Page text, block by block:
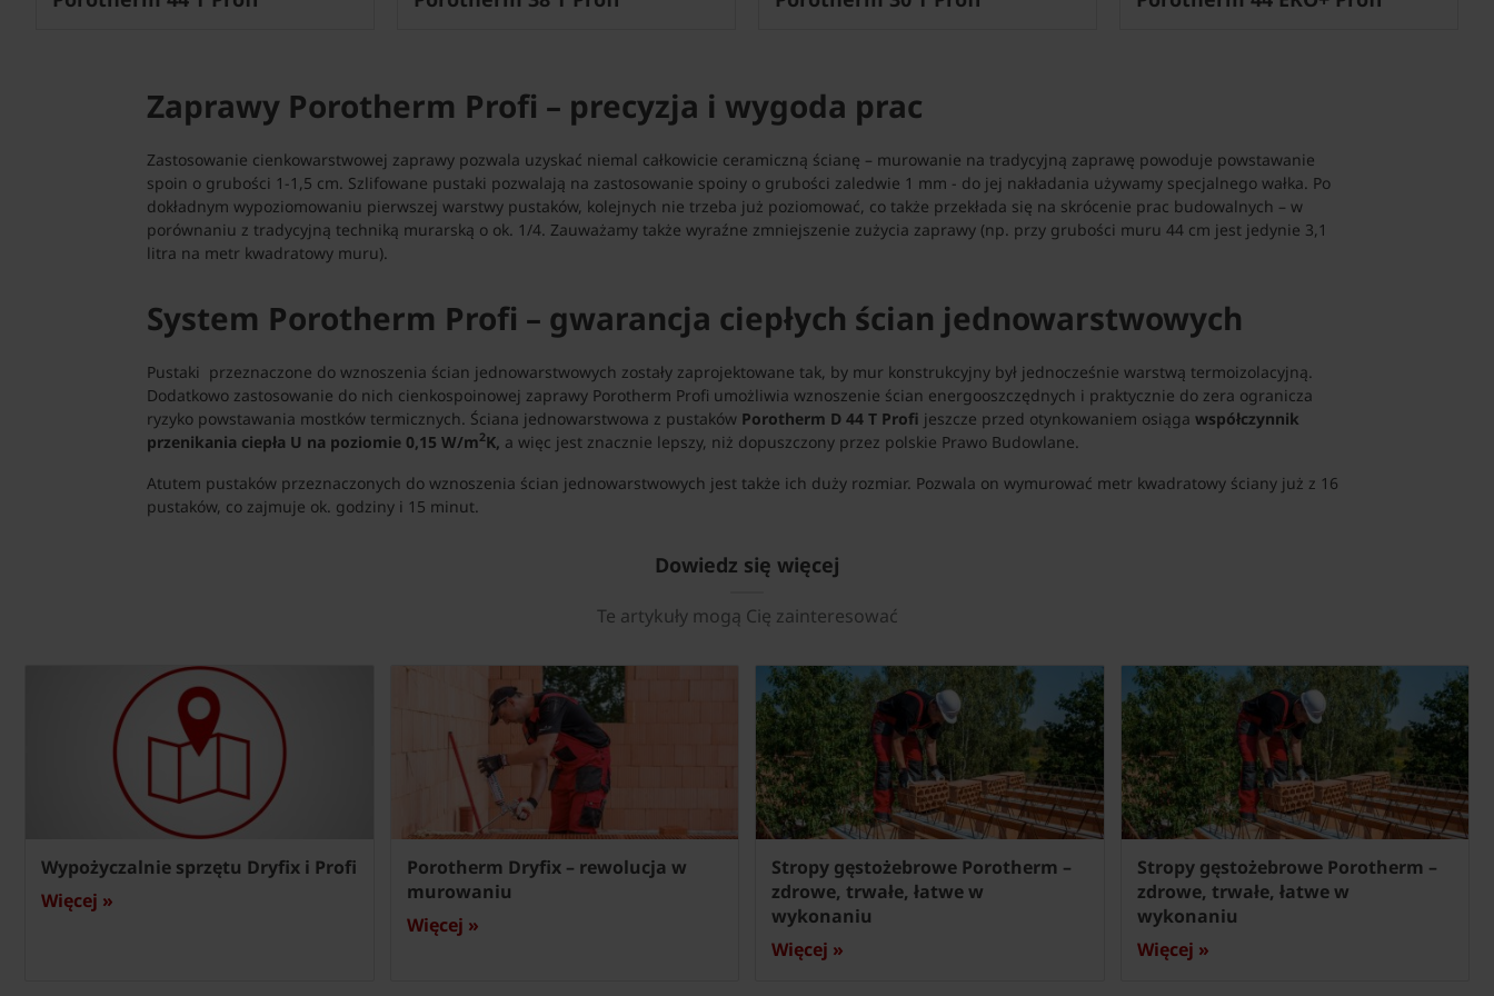
Zaprawy Porotherm Profi – precyzja i wygoda prac
Zastosowanie cienkowarstwowej zaprawy pozwala uzyskać niemal całkowicie ceramiczną ścianę – murowanie na tradycyjną zaprawę powoduje powstawanie
spoin o grubości 1-1,5 cm. Szlifowane pustaki pozwalają na zastosowanie spoiny o grubości zaledwie 1 mm - do jej nakładania używamy specjalnego wałka. Po
dokładnym wypoziomowaniu pierwszej warstwy pustaków, kolejnych nie trzeba już poziomować, co także przekłada się na skrócenie prac budowalnych – w
porównaniu z tradycyjną techniką murarską o ok. 1/4. Zauważamy także wyraźne zmniejszenie zużycia zaprawy (np. przy grubości muru 44 cm jest jedynie 3,1
litra na metr kwadratowy muru).
System Porotherm Profi – gwarancja ciepłych ścian jednowarstwowych
Pustaki przeznaczone do wznoszenia ścian jednowarstwowych zostały zaprojektowane tak, by mur konstrukcyjny był jednocześnie warstwą termoizolacyjną.
Dodatkowo zastosowanie do nich cienkospoinowej zaprawy Porotherm Profi umożliwia wznoszenie ścian energooszczędnych i praktycznie do zera ogranicza
ryzyko powstawania mostków termicznych. Ściana jednowarstwowa z pustaków Porotherm D 44 T Profi jeszcze przed otynkowaniem osiąga współczynnik
przenikania ciepła U na poziomie 0,15 W/m2K, a więc jest znacznie lepszy, niż dopuszczony przez polskie Prawo Budowlane.
Atutem pustaków przeznaczonych do wznoszenia ścian jednowarstwowych jest także ich duży rozmiar. Pozwala on wymurować metr kwadratowy ściany już z 16
pustaków, co zajmuje ok. godziny i 15 minut.
Dowiedz się więcej
Te artykuły mogą Cię zainteresować
Wypożyczalnie sprzętu Dryfix i Profi
Więcej »
Porotherm Dryfix – rewolucja w
murowaniu
Więcej »
Stropy gęstożebrowe Porotherm –
zdrowe, trwałe, łatwe w
wykonaniu
Więcej »
Stropy gęstożebrowe Porotherm –
zdrowe, trwałe, łatwe w
wykonaniu
Więcej »